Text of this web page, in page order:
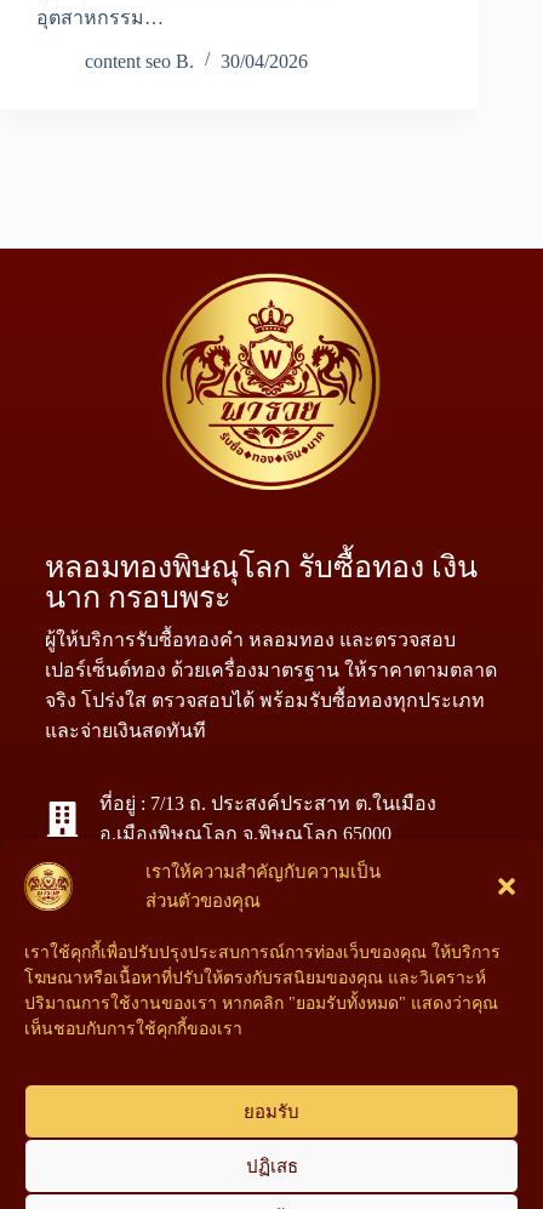
เราให้ความสำคัญกับความเป็น
ส่วนตัวของคุณ
เราใช้คุกกี้เพื่อปรับปรุงประสบการณ์การท่องเว็บของคุณ ให้บริการ
โฆษณาหรือเนื้อหาที่ปรับให้ตรงกับรสนิยมของคุณ และวิเคราะห์
ปริมาณการใช้งานของเรา หากคลิก "ยอมรับทั้งหมด" แสดงว่าคุณ
เห็นชอบกับการใช้คุกกี้ของเรา
ยอมรับ
ปฏิเสธ
อุตสาหกรรม…
content seo B. 30/04/2026
หลอมทองพิษณุโลก รับซื้อทอง เงิน
นาก กรอบพระ
ผู้ให้บริการรับซื้อทองคำ หลอมทอง และตรวจสอบ
เปอร์เซ็นต์ทอง ด้วยเครื่องมาตรฐาน ให้ราคาตามตลาด
จริง โปร่งใส ตรวจสอบได้ พร้อมรับซื้อทองทุกประเภท
และจ่ายเงินสดทันที
ที่อยู่ : 7/13 ถ. ประสงค์ประสาท ต.ในเมือง
อ.เมืองพิษณุโลก จ.พิษณุโลก 65000
โทร : 090-888-5529
Facebook : หลอมทองพิษณุโลก รับซื้อทอง เงิน
นาค ให้ราคาสูง เช็คด้วยเครื่องเปอร์เซ็นต์%